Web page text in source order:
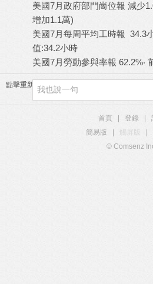
美國7月政府部門崗位報 減少
增加1.1萬)
美國7月每周平均工時報 34.3
值:34.2小時
美國7月勞動參與率報 62.2%‧
點擊重新加載
首頁 登錄
簡易版
觸屏版
© Comsenz